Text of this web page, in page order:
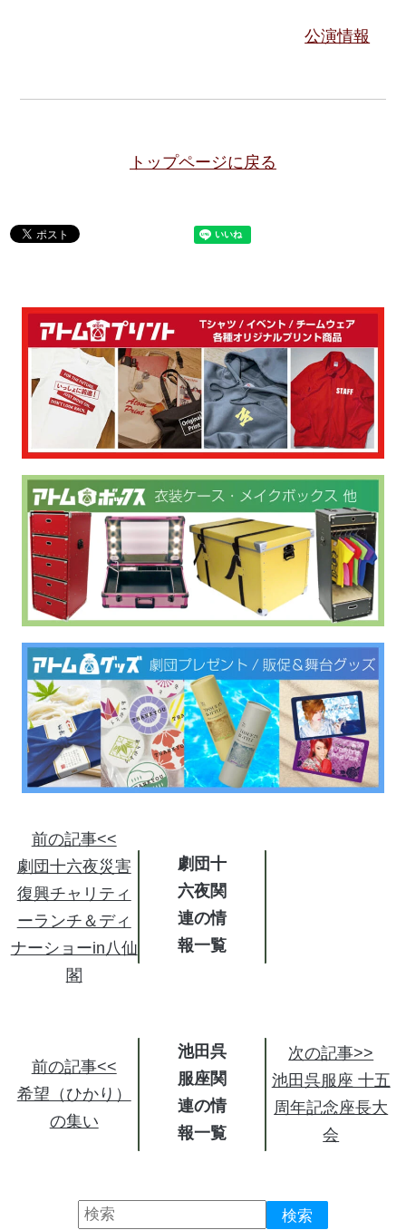
公演情報
トップページに戻る
前の記事<<
劇団十六夜災害
復興チャリティ
ーランチ＆ディ
ナーショーin八仙
閣
劇団十
六夜関
連の情
報
前の記事<<
希望（ひかり）
の集い
池田呉
服座関
連の情
報
次の記事>>
池田呉服座 十五
周年記念座長大
会